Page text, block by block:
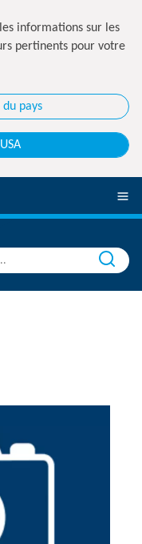
informations sur les
pertinents pour votre
pays